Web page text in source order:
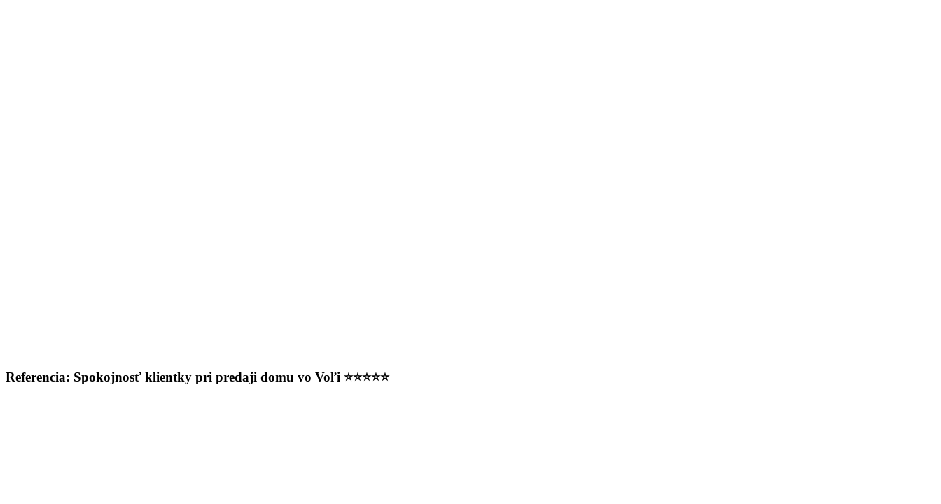
Referencia: Spokojnosť klientky pri predaji domu vo Voľi ⭐⭐⭐⭐⭐